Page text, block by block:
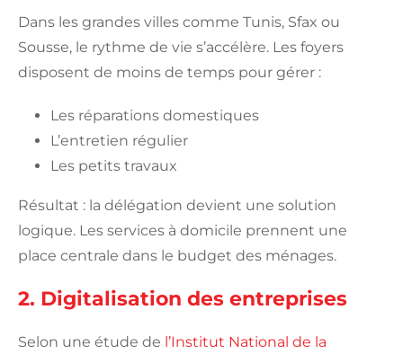
Dans les grandes villes comme Tunis, Sfax ou
Sousse, le rythme de vie s’accélère. Les foyers
disposent de moins de temps pour gérer :
Les réparations domestiques
L’entretien régulier
Les petits travaux
Résultat : la délégation devient une solution
logique. Les services à domicile prennent une
place centrale dans le budget des ménages.
2. Digitalisation des entreprises
Selon une étude de l’Institut National de la